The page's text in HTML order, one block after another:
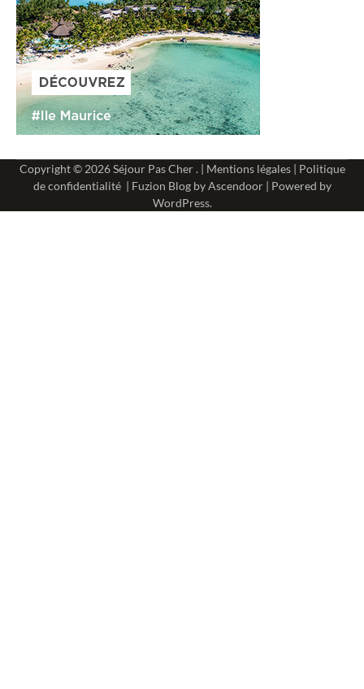
Copyright © 2026Séjour Pas Cher. | Mentions légales| Politique
de confidentialité| Fuzion Blog byAscendoor| Powered by
WordPress.